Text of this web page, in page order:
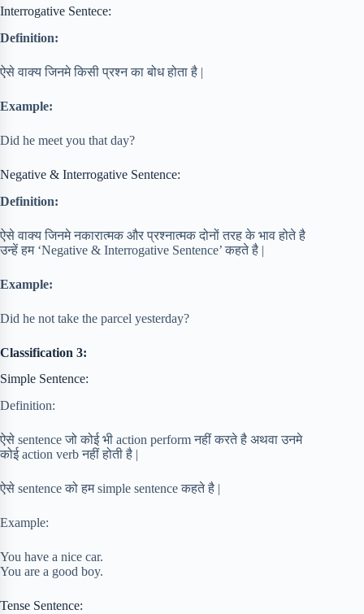
Interrogative Sentece:
Definition:
ऐसे वाक्य जिनमे किसी प्रश्न का बोध होता है |
Example:
Did he meet you that day?
Negative & Interrogative Sentence:
Definition:
ऐसे वाक्य जिनमे नकारात्मक और प्रश्नात्मक दोनों तरह के भाव होते है
उन्हें हम ‘Negative & Interrogative Sentence’ कहते है |
Example:
Did he not take the parcel yesterday?
Classification 3:
Simple Sentence:
Definition:
ऐसे sentence जो कोई भी action perform नहीं करते है अथवा उनमे
कोई action verb नहीं होती है |
ऐसे sentence को हम simple sentence कहते है |
Example:
You have a nice car.
You are a good boy.
Tense Sentence: